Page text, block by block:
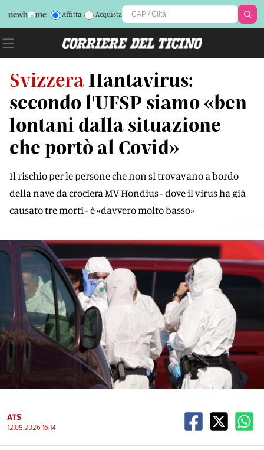
Affitta Acquista
Svizzera Hantavirus:
secondo l'UFSP siamo «ben
lontani dalla situazione
che portò al Covid»
Il rischio per le persone che non si trovavano a bordo
della nave da crociera MV Hondius - dove il virus ha già
causato tre morti - è «davvero molto basso»
ATS
12.05.2026 16:14